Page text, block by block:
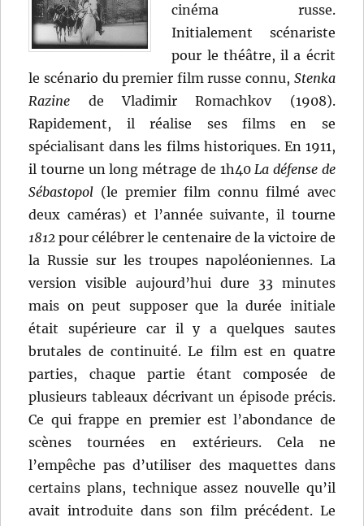
cinéma russe.
Initialement scénariste
pour le théâtre, il a écrit
le scénario du premier film russe connu, Stenka
Razine de Vladimir Romachkov (1908).
Rapidement, il réalise ses films en se
spécialisant dans les films historiques. En 1911,
il tourne un long métrage de 1h40 La défense de
Sébastopol (le premier film connu filmé avec
deux caméras) et l’année suivante, il tourne
1812 pour célébrer le centenaire de la victoire de
la Russie sur les troupes napoléoniennes. La
version visible aujourd’hui dure 33 minutes
mais on peut supposer que la durée initiale
était supérieure car il y a quelques sautes
brutales de continuité. Le film est en quatre
parties, chaque partie étant composée de
plusieurs tableaux décrivant un épisode précis.
Ce qui frappe en premier est l’abondance de
scènes tournées en extérieurs. Cela ne
l’empêche pas d’utiliser des maquettes dans
certains plans, technique assez nouvelle qu’il
avait introduite dans son film précédent. Le